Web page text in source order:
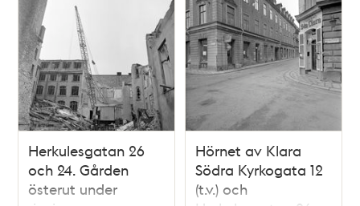
Herkulesgatan 26
och 24. Gården
österut under
Hörnet av Klara
Södra Kyrkogata 12
(t.v.) och